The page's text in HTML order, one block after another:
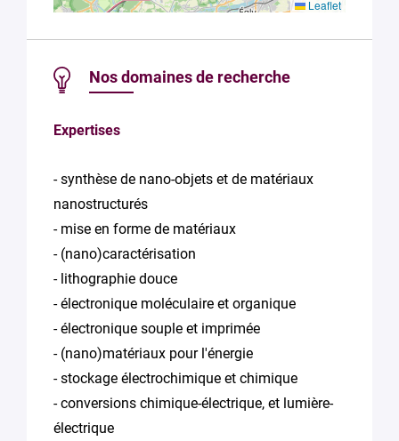
Leaflet
Nos domaines de recherche
Expertises
- synthèse de nano-objets et de matériaux
nanostructurés
- mise en forme de matériaux
- (nano)caractérisation
- lithographie douce
- électronique moléculaire et organique
- électronique souple et imprimée
- (nano)matériaux pour l'énergie
- stockage électrochimique et chimique
- conversions chimique-électrique, et lumière-
électrique